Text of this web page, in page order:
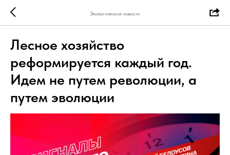
Экологические новости
Лесное хозяйство
реформируется каждый год.
Идем не путем революции, а
путем эволюции